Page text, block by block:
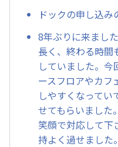
ドックの申し込み
8年ぶりに来まし
長く、終わる時間
していました。今
ースフロアやカフ
しやすくなって
せてもらいました
笑顔で対応して下
持よく過せました。